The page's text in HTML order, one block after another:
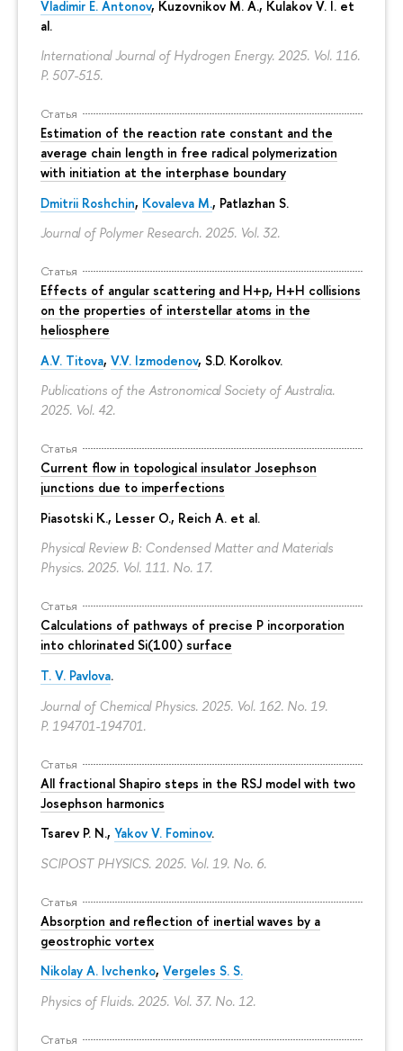
Vladimir E. Antonov, Kuzovnikov M. A., Kulakov V. I. et
al.
International Journal of Hydrogen Energy. 2025. Vol. 116.
P. 507-515.
Статья
Estimation of the reaction rate constant and the
average chain length in free radical polymerization
with initiation at the interphase boundary
Dmitrii Roshchin, Kovaleva M., Patlazhan S.
Journal of Polymer Research. 2025. Vol. 32.
Статья
Effects of angular scattering and H+p, H+H collisions
on the properties of interstellar atoms in the
heliosphere
A.V. Titova, V.V. Izmodenov, S.D. Korolkov.
Publications of the Astronomical Society of Australia.
2025. Vol. 42.
Статья
Current flow in topological insulator Josephson
junctions due to imperfections
Piasotski K., Lesser O., Reich A. et al.
Physical Review B: Condensed Matter and Materials
Physics. 2025. Vol. 111. No. 17.
Статья
Calculations of pathways of precise P incorporation
into chlorinated Si(100) surface
T. V. Pavlova.
Journal of Chemical Physics. 2025. Vol. 162. No. 19.
P. 194701-194701.
Статья
All fractional Shapiro steps in the RSJ model with two
Josephson harmonics
Tsarev P. N., Yakov V. Fominov.
SCIPOST PHYSICS. 2025. Vol. 19. No. 6.
Статья
Absorption and reflection of inertial waves by a
geostrophic vortex
Nikolay A. Ivchenko, Vergeles S. S.
Physics of Fluids. 2025. Vol. 37. No. 12.
Статья